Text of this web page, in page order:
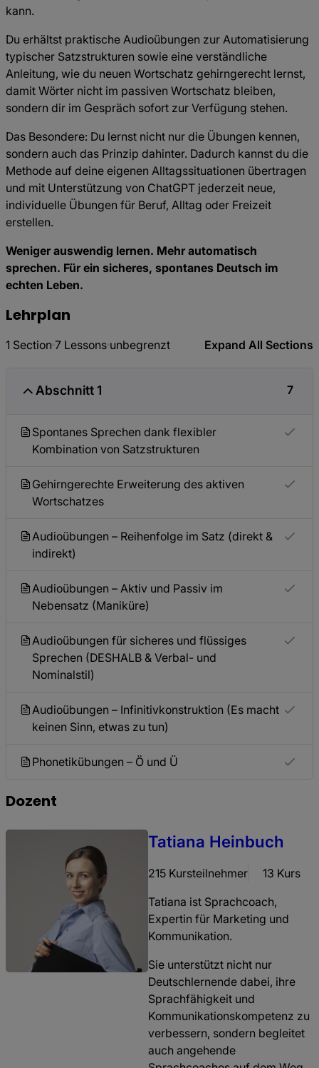
kann.
Du erhältst praktische Audioübungen zur Automatisierung
typischer Satzstrukturen sowie eine verständliche
Anleitung, wie du neuen Wortschatz gehirngerecht lernst,
damit Wörter nicht im passiven Wortschatz bleiben,
sondern dir im Gespräch sofort zur Verfügung stehen.
Das Besondere: Du lernst nicht nur die Übungen kennen,
sondern auch das Prinzip dahinter. Dadurch kannst du die
Methode auf deine eigenen Alltagssituationen übertragen
und mit Unterstützung von ChatGPT jederzeit neue,
individuelle Übungen für Beruf, Alltag oder Freizeit
erstellen.
Weniger auswendig lernen. Mehr automatisch
sprechen. Für ein sicheres, spontanes Deutsch im
echten Leben.
Lehrplan
1 Section 7 Lessons unbegrenzt Expand All Sections
Abschnitt 1 7
Spontanes Sprechen dank flexibler
Kombination von Satzstrukturen
Gehirngerechte Erweiterung des aktiven
Wortschatzes
Audioübungen – Reihenfolge im Satz (direkt &
indirekt)
Audioübungen – Aktiv und Passiv im
Nebensatz (Maniküre)
Audioübungen für sicheres und flüssiges
Sprechen (DESHALB & Verbal- und
Nominalstil)
Audioübungen – Infinitivkonstruktion (Es macht
keinen Sinn, etwas zu tun)
Phonetikübungen – Ö und Ü
Dozent
Tatiana Heinbuch
215 Kursteilnehmer
13 Kurs
Tatiana ist Sprachcoach,
Expertin für Marketing und
Kommunikation.
Sie unterstützt nicht nur
Deutschlernende dabei, ihre
Sprachfähigkeit und
Kommunikationskompetenz zu
verbessern, sondern begleitet
auch angehende